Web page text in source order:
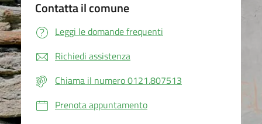
Contatta il comune
Leggi le domande frequenti
Richiedi assistenza
Chiama il numero 0121.807513
Prenota appuntamento